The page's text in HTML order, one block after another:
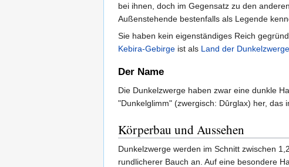
bei ihnen, doch im Gegensatz zu den
Außenstehende bestenfalls als Legende
Sie haben kein eigenständiges Reich
Kebira-Gebirge ist als Land der Dunkelzwerge
Der Name
Die Dunkelzwerge haben zwar eine dunkle
"Dunkelglimm" (zwergisch: Dûrglax) her, das
Körperbau und Aussehen
Dunkelzwerge werden im Schnitt zwischen
rundlicherer Bauch an. Auf eine besondere